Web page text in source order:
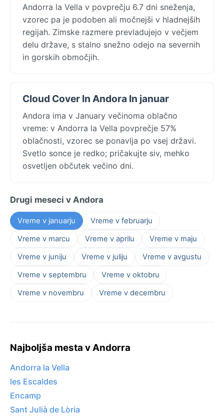
Andorra la Vella v povprečju 6.7 dni sneženja,
vzorec pa je podoben ali močnejši v hladnejših
regijah. Zimske razmere prevladujejo v večjem
delu države, s stalno snežno odejo na severnih
in gorskih območjih.
Cloud Cover In Andora In januar
Andora ima v January večinoma oblačno
vreme: v Andorra la Vella povprečje 57%
oblačnosti, vzorec se ponavlja po vsej državi.
Svetlo sonce je redko; pričakujte siv, mehko
osvetljen občutek večino dni.
Drugi meseci v Andora
Vreme v januarju
Vreme v februarju
Vreme v marcu
Vreme v aprilu
Vreme v maju
Vreme v juniju
Vreme v juliju
Vreme v avgustu
Vreme v septembru
Vreme v oktobru
Vreme v novembru
Vreme v decembru
Najboljša mesta v Andorra
Andorra la Vella
les Escaldes
Encamp
Sant Julià de Lòria